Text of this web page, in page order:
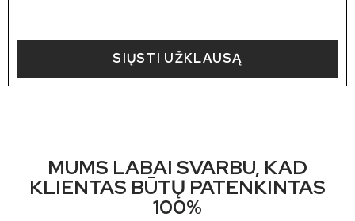
SIŲSTI UŽKLAUSĄ
MUMS LABAI SVARBU, KAD
KLIENTAS BŪTŲ PATENKINTAS
100%